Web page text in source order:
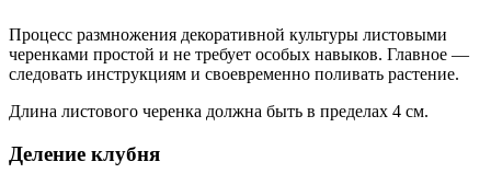
Процесс размножения декоративной культуры листовыми
черенками простой и не требует особых навыков. Главное —
следовать инструкциям и своевременно поливать растение.
Длина листового черенка должна быть в пределах 4 см.
Деление клубня